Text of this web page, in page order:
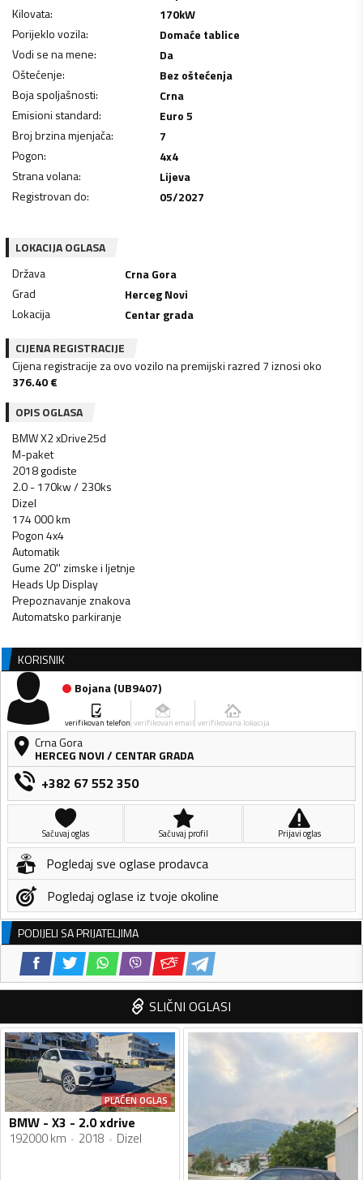
Kilovata: 170kW
Porijeklo vozila:
Domaće tablice
Vodi se na mene:
Da
Oštećenje:
Bez oštećenja
Boja spoljašnosti:
Crna
Emisioni standard:
Euro 5
Broj brzina mjenjača:
7
Pogon:
4x4
Strana volana:
Lijeva
Registrovan do: 05/2027
LOKACIJA OGLASA
Država
Crna Gora
Grad
Herceg Novi
Lokacija
Centar grada
CIJENA REGISTRACIJE
Cijena registracije za ovo vozilo na premijski razred 7 iznosi oko
376.40€
OPIS OGLASA
BMW X2 xDrive25d
M-paket
2018 godiste
2.0 - 170kw / 230ks
Dizel
174 000 km
Pogon 4x4
Automatik
Gume 20'' zimske i ljetnje
Heads Up Display
Prepoznavanje znakova
Automatsko parkiranje
KORISNIK
Bojana(UB9407)
verifikovan telefon verifikovan email verifikovana lokacija
Crna Gora
HERCEG NOVI/ CENTAR GRADA
+382 67 552 350
Sačuvaj oglas Sačuvaj profil Prijavi oglas
Pogledaj sve oglase prodavca
Pogledaj oglase iz tvoje okoline
PODIJELI SA PRIJATELJIMA
SLIČNI OGLASI
PLAĆEN OGLAS
BMW - X3 - 2.0 xdrive
192000 km 2018 Dizel